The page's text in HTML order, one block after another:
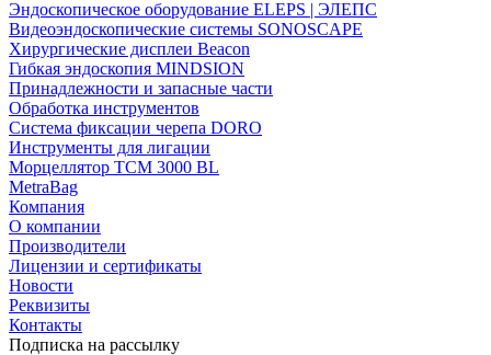
Эндоскопическое оборудование ELEPS | ЭЛЕПС
Видеоэндоскопические системы SONOSCAPE
Хирургические дисплеи Beacon
Гибкая эндоскопия MINDSION
Принадлежности и запасные части
Обработка инструментов
Система фиксации черепа DORO
Инструменты для лигации
Морцеллятор ТСМ 3000 BL
MetraBag
Компания
О компании
Производители
Лицензии и сертификаты
Новости
Реквизиты
Контакты
Подписка на рассылку